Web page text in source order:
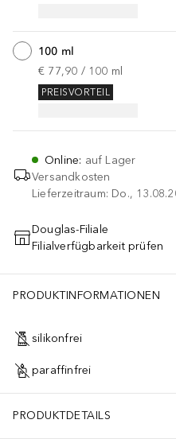
100 ml
€ 77,90 / 100 ml
PREISVORTEIL
Online: auf Lager
Versandkosten
Lieferzeitraum: Do.,
IN DEN
Douglas-Filiale
Filialverfügbarkeit prüfen
PRODUKTINFORMATIONEN
silikonfrei
paraffinfrei
PRODUKTDETAILS